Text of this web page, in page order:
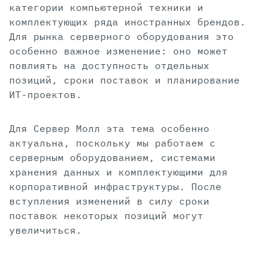
категории компьютерной техники и
комплектующих ряда иностранных брендов.
Для рынка серверного оборудования это
особенно важное изменение: оно может
повлиять на доступность отдельных
позиций, сроки поставок и планирование
ИТ-проектов.
Для Сервер Молл эта тема особенно
актуальна, поскольку мы работаем с
серверным оборудованием, системами
хранения данных и комплектующими для
корпоративной инфраструктуры. После
вступления изменений в силу сроки
поставок некоторых позиций могут
увеличиться.